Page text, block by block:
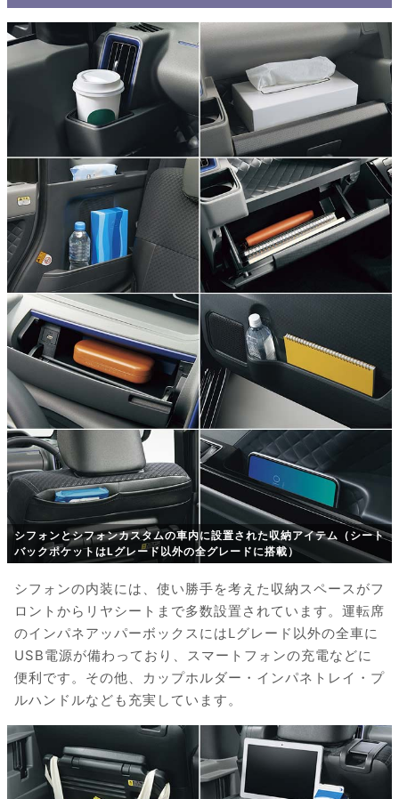
シフォンとシフォンカスタムの車内に設置された収納アイテム（シート
バックポケットはLグレード以外の全グレードに搭載）
シフォンの内装には、使い勝手を考えた収納スペースがフ
ロントからリヤシートまで多数設置されています。運転席
のインパネアッパーボックスにはLグレード以外の全車に
USB電源が備わっており、スマートフォンの充電などに
便利です。その他、カップホルダー・インパネトレイ・プ
ルハンドルなども充実しています。